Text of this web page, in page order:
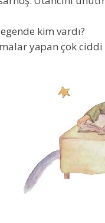
kim vardı?
yapan çok ciddi